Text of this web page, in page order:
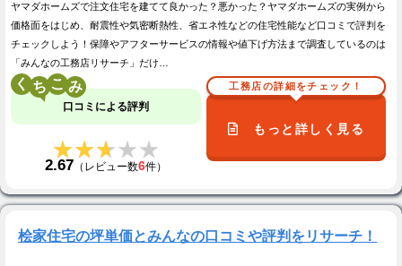
ヤマダホームズで注文住宅を建てて良かった？悪かった？ヤマダホームズの実例から
価格面をはじめ、耐震性や気密断熱性、省エネ性などの住宅性能など口コミで評判を
チェックしよう！保障やアフターサービスの情報や値下げ方法まで調査しているのは
「みんなの工務店リサーチ」だけ…
く こ
口コミによる評判
★★★★★
★★★★★
2.67 （レビュー数6件）
工務店の詳細をチェック！
もっと詳しく見る
桧家住宅の坪単価とみんなの口コミや評判をリサーチ！